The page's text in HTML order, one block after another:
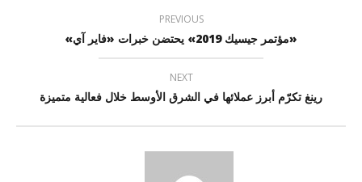
PREVIOUS
«مؤتمر جيسيك 2019» يحتضن خبرات «فاير آي»
NEXT
رينغ تكرّم أبرز عملائها في الشرق الأوسط خلال فعالية متميزة